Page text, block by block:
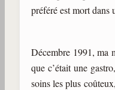
préféré est mort dans
Décembre 1991, ma
que c’était une
soins les plus